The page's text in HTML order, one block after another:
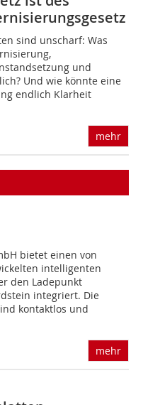
sind unscharf: Was
und
Und wie könnte eine
endlich Klarheit
mehr
bietet einen von
intelligenten
den Ladepunkt
integriert. Die
kontaktlos und
mehr